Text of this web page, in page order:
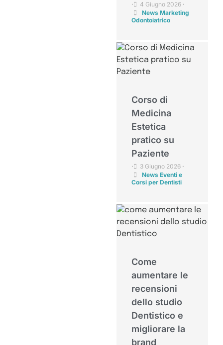
• 4 Giugno 2026 •
News Marketing
Odontoiatrico
Corso di
Medicina
Estetica
pratico su
Paziente
• 3 Giugno 2026 •
News Eventi e
Corsi per Dentisti
Come
aumentare le
recensioni
dello studio
Dentistico e
migliorare la
brand